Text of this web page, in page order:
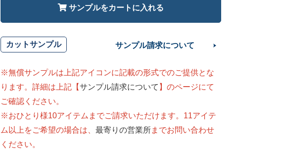
サンプルをカートに入れる
カットサンプル サンプル請求について
※無償サンプルは上記アイコンに記載の形式でのご提供とな
ります。詳細は上記【サンプル請求について 】のページにて
ご確認ください。
※おひとり様10アイテムまでご請求いただけます。11アイテ
ム以上をご希望の場合は、最寄りの営業所までお問い合わせ
ください。